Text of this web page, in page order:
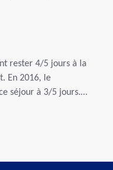
rester 4/5 jours à la
En 2016, le
séjour à 3/5 jours.